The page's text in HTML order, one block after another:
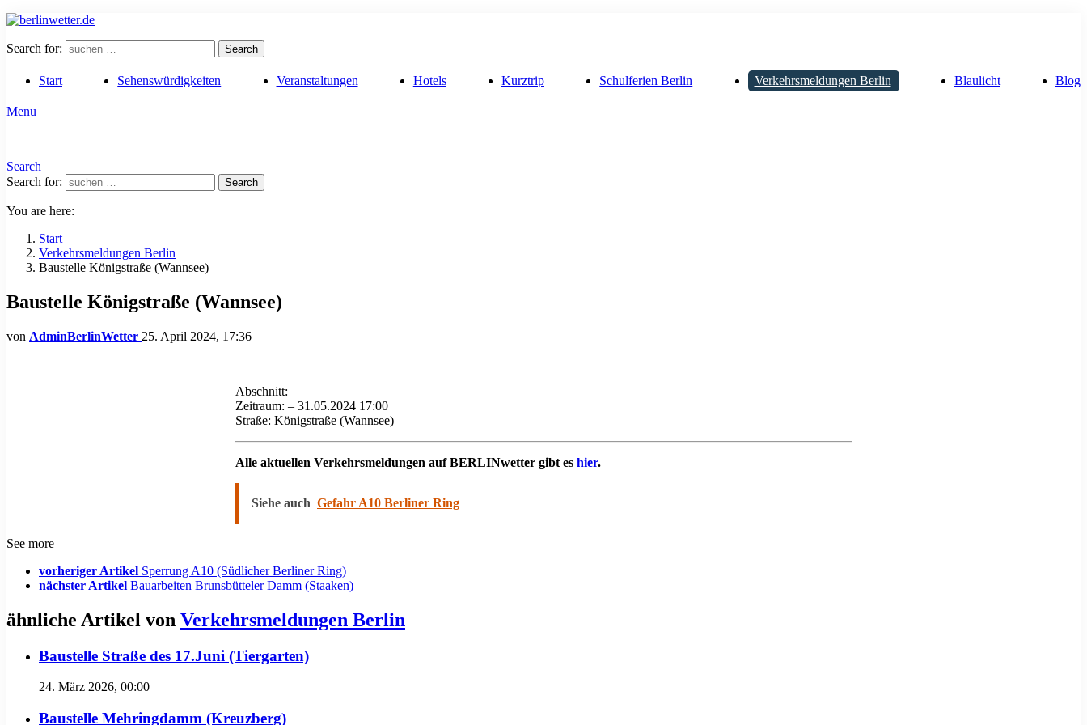
Search for: Search
Start Sehenswürdigkeiten Veranstaltungen Hotels Kurztrip Schulferien Berlin Verkehrsmeldungen Berlin Blaulicht Blog
Menu
Search
Search for:
Search
You are here:
Start
Verkehrsmeldungen Berlin
Baustelle Königstraße (Wannsee)
Baustelle Königstraße (Wannsee)
von AdminBerlinWetter 25. April 2024, 17:36
Abschnitt:
Zeitraum: – 31.05.2024 17:00
Straße: Königstraße (Wannsee)
Alle aktuellen Verkehrsmeldungen auf BERLINwetter gibt es hier.
Siehe auch Gefahr A10 Berliner Ring
See more
vorheriger Artikel Sperrung A10 (Südlicher Berliner Ring)
nächster Artikel Bauarbeiten Brunsbütteler Damm (Staaken)
ähnliche Artikel von Verkehrsmeldungen Berlin
Baustelle Straße des 17.Juni (Tiergarten)
24. März 2026, 00:00
Baustelle Mehringdamm (Kreuzberg)